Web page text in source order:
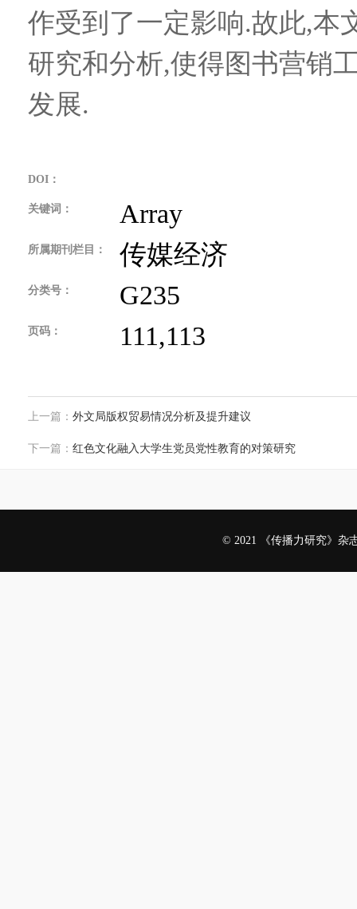
作受到了一定影响.故此,本
研究和分析,使得图书营销
发展.
DOI：
关键词： Array
所属期刊栏目： 传媒经济
分类号： G235
页码： 111,113
上一篇： 外文局版权贸易情况分析及提升建议
下一篇： 红色文化融入大学生党员党性教育的对策研究
© 2021 《传播力研究》